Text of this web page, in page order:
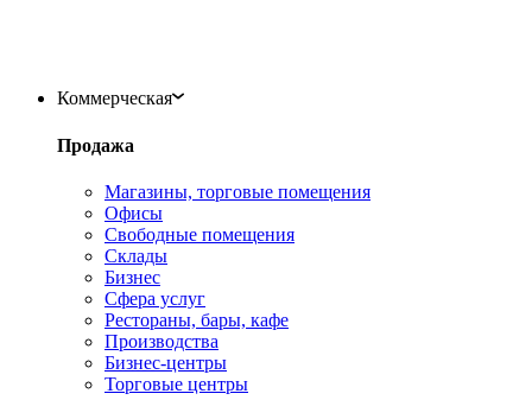
Коммерческая
Продажа
Магазины, торговые помещения
Офисы
Свободные помещения
Склады
Бизнес
Сфера услуг
Рестораны, бары, кафе
Производства
Бизнес-центры
Торговые центры